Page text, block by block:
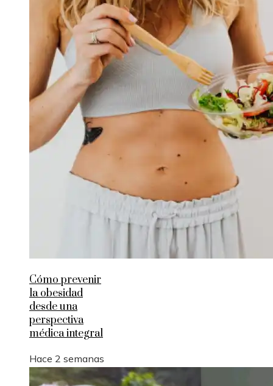
Cómo prevenir
la obesidad
desde una
perspectiva
médica integral
Hace 2 semanas